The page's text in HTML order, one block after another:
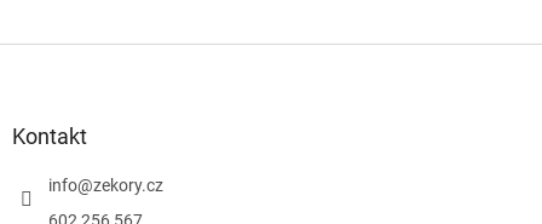
Kontakt
info@zekory.cz